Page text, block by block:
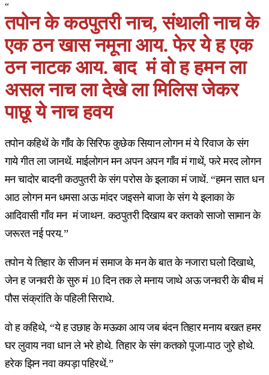
“
तपोन के कठपुतरी नाच, संथाली नाच के
एक ठन खास नमूना आय. फेर ये ह एक
ठन नाटक आय. बाद मं वो ह हमन ला
असल नाच ला देखे ला मिलिस जेकर
पाछू ये नाच हवय
तपोन कहिथें के गाँव के सिरिफ कुछेक सियान लोगन मं ये रिवाज के संग
गाये गीत ला जानथें. माईलोगन मन अपन अपन गाँव मं गाथें, फरे मरद लोगन
मन चादोर बादनी कठपुतरी के संग परोस के इलाका मं जाथें. “हमन सात धन
आठ लोगन मन धमसा अऊ मांदर जइसने बाजा के संग ये इलाका के
आदिवासी गाँव मन मं जाथन. कठपुतरी दिखाय बर कतको साजो सामान के
जरूरत नई परय.”
तपोन ये तिहार के सीजन मं समाज के मन के बात के नजारा घलो दिखाथे,
जेन ह जनवरी के सुरु मं 10 दिन तक ले मनाय जाथे अऊ जनवरी के बीच मं
पौस संक्रांति के पहिली सिराथे.
वो ह कहिथे, “ये ह उछाह के मऊका आय जब बंदन तिहार मनाय बखत हमर
घर लुवाय नवा धान ले भरे होथे. तिहार के संग कतको पूजा-पाठ जुरे होथे.
हरेक झिन नवा कपड़ा पहिरथें.”